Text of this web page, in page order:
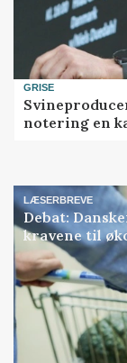
GRISE
notering en
LÆSERBREVE
Debat:
kravene til